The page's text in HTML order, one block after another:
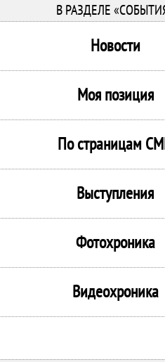
В РАЗДЕЛЕ
Новости
Моя позиция
По страницам
Выступления
Фотохроника
Видеохроника